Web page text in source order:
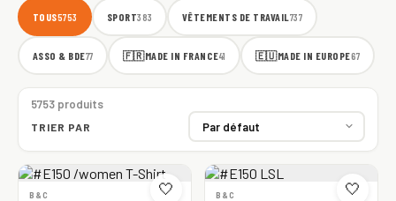
TOUS5753 SPORT383 VÊTEMENTS DE TRAVAIL737
ASSO & BDE77 🇫🇷MADE IN FRANCE41 🇪🇺MADE IN EUROPE67
5753 produits
TRIER PAR
🤍
B&C 🤍
B&C